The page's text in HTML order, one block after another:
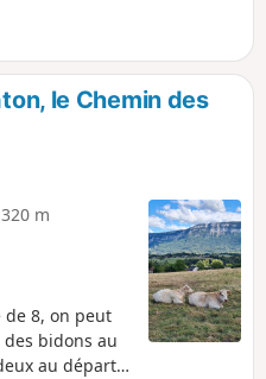
trace gps.
le Chemin des
m
de 8, on peut
bidons au
au départ